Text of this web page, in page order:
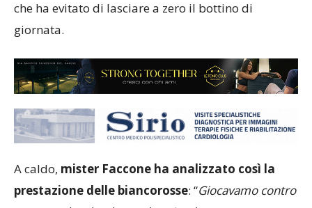
arrivato però nella ripresa con il timbro di Vitali
che ha evitato di lasciare a zero il bottino di
giornata.